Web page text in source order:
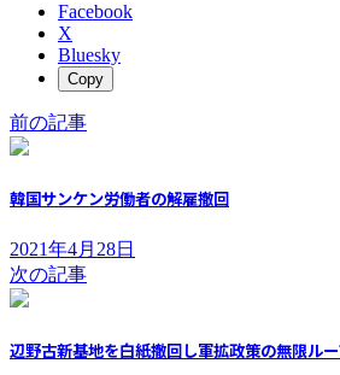
Facebook
X
Bluesky
Copy
前の記事
韓国サンケン労働者の解雇撤回
2021年4月28日
次の記事
辺野古新基地を白紙撤回し軍拡政策の無限ル